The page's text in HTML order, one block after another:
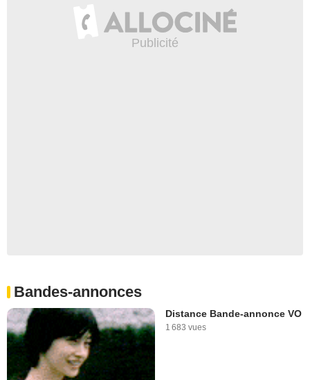
Bandes-annonces
Distance Bande-annonce VO
1 683 vues